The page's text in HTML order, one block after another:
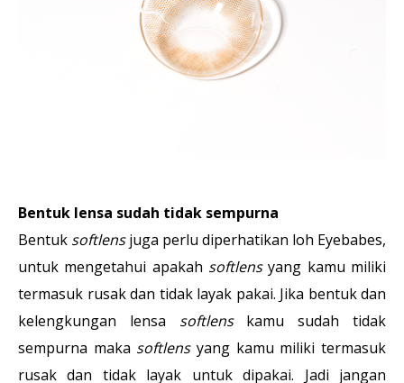
Bentuk lensa sudah tidak sempurna
Bentuk softlensjuga perlu diperhatikan loh Eyebabes,
untuk mengetahui apakah softlensyang kamu miliki
termasuk rusak dan tidak layak pakai. Jika bentuk dan
kelengkungan lensa softlens kamu sudah tidak
sempurna maka softlensyang kamu miliki termasuk
rusak dan tidak layak untuk dipakai. Jadi jangan